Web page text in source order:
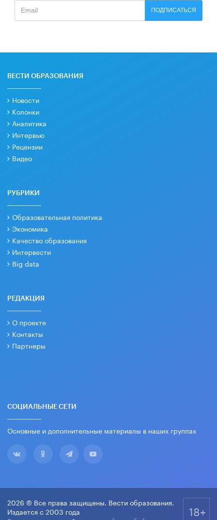
ПОДПИСАТЬСЯ
ВЕСТИ ОБРАЗОВАНИЯ
Новости
Колонки
Аналитика
Интервью
Рецензии
Видео
РУБРИКИ
Образовательная политика
Экономика
Качество образования
Интервести
Big data
РЕДАКЦИЯ
О проекте
Контакты
Партнеры
СОЦИАЛЬНЫЕ СЕТИ
Основные и дополнительные материалы в наших группах
2026 © Все права защищены. Вести образования.
Издается с 2003 года
18+